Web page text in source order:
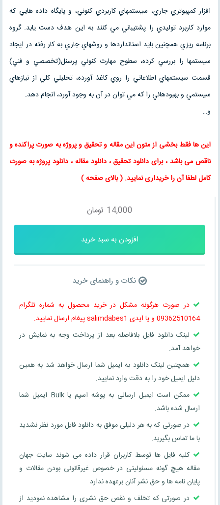
افزار كمپيوتري جاري، سيستمهاي كاربردي كنوني، و پايگاه داده هايي كه
موارد كاربرد توليدي را پشتيباني مي كنند به اين هدف دست يابد. گروه
برنامه ريزي همچنين بايد استانداردها و روشهاي جاري به كار رفته در ايجاد
سيستمها را بررسي كرده، سطوح مهارت كنوني پرسنل(تخصصي و فني)
قسمت سيستمهاي اطلاعاتي را روي كاغذ آورده، تحليلي كلي از نيازهاي
سيستمي و بهبودهائي را كه مي توان در آن به وجود آورد، انجام دهد.
و…
این ها فقط بخشی از متون اینمقاله وتحقیق و پروژه به صورت پراکنده و
ناقص می باشد ، برای دانلود تحقیق ،دانلود مقاله ، دانلود پروژه به صورت
کامل لطفا آن را خریداری نمایید. (بالای صفحه)
14,000 تومان
افزودن به سبد خرید
نکات و راهنمای خرید
در صورت هرگونه مشکل در خرید محصول به شماره تلگرام
09362510164 و یا ایدی salimdabes1 پیغام ارسال نمایید.
لینک دانلود فایل بلافاصله بعد از پرداخت وجه به نمایش در
خواهد آمد.
همچنین لینک دانلود به ایمیل شما ارسال خواهد شد به همین
دلیل ایمیل خود را به دقت وارد نمایید.
ممکن است ایمیل ارسالی به پوشه اسپم یا Bulk ایمیل شما
ارسال شده باشد.
در صورتی که به هر دلیلی موفق به دانلود فایل مورد نظر نشدید
با ما تماس بگیرید.
کلیه فایل ها توسط کاربران قرار داده می شوند سایت جهان
مقاله هیچ گونه مسئولیتی در خصوص غیرقانونی بودن مقالات و
پایان نامه ها و حق نشر آنان برعهده ندارد
در صورتی که تخلف و نقص حق نشری را مشاهده نمودید از